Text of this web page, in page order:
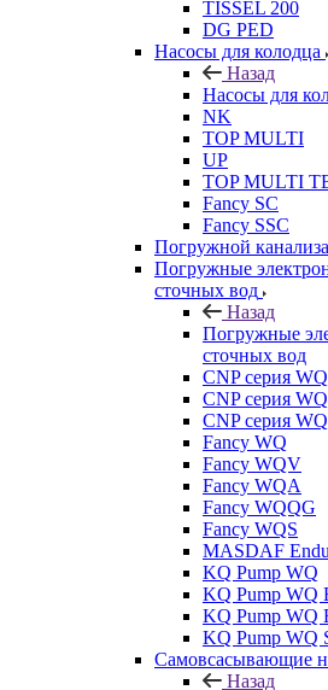
TISSEL 200
DG PED
Насосы для колодца
Назад
Насосы для
NK
TOP MULTI
UP
TOP MULTI
Fancy SC
Fancy SSC
Погружной
Погружные
сточных вод
Назад
Погружные
сточных вод
CNP серия
CNP серия
CNP серия
Fancy WQ
Fancy WQV
Fancy WQA
Fancy WQQG
Fancy WQS
MASDAF
KQ Pump WQ
KQ Pump WQ
KQ Pump WQ
KQ Pump WQ
Самовсасывающие
Назад